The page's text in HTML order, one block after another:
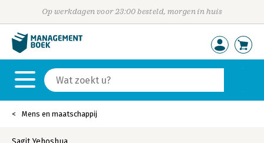
Op werkdagen voor 23:00 besteld, morgen in huis
Mens en maatschappij